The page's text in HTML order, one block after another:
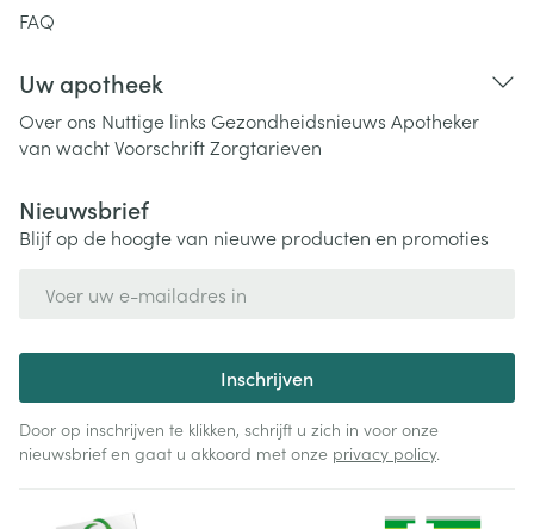
FAQ
Uw apotheek
Over ons Nuttige links Gezondheidsnieuws Apotheker
van wachtVoorschriftZorgtarieven
Nieuwsbrief
Blijf op de hoogte van nieuwe producten en promoties
Inschrijven
Door op inschrijven te klikken, schrijft u zich in voor onze
nieuwsbrief en gaat u akkoord met onze privacy policy.